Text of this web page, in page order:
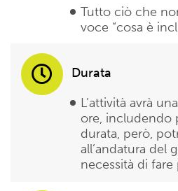
Tutto ciò che
voce “cosa è
Durata
L’attività avrà
ore, includendo
durata, però,
all’andatura del
necessità di